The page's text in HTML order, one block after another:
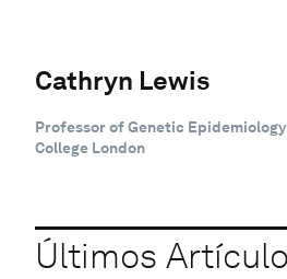
Cathryn Lewis
Professor of Genetic
College London
Últimos